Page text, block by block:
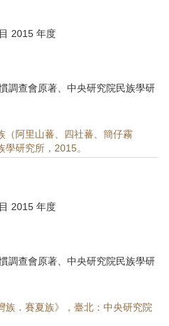
2015 年度
調查會原著、中央研究院民族學研
（阿里山蕃、四社蕃、簡仔霧
研究所，2015。
2015 年度
調查會原著、中央研究院民族學研
族．賽夏族》，臺北：中央研究院